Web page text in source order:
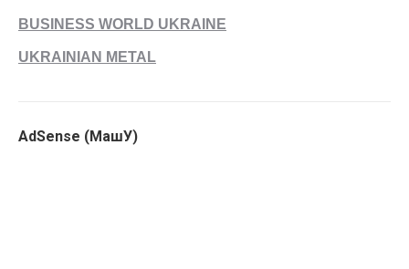
BUSINESS WORLD UKRAINE
UKRAINIAN METAL
AdSense (МашУ)